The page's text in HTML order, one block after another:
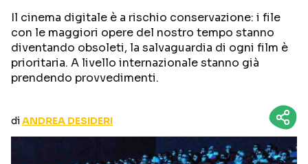
NOTIZIE
CURIOSITÀ
RECENSIONI
TRAILER
BOX OFFICE
Seguici sui social
Il cinema digitale è a rischio conservazione: i file
con le maggiori opere del nostro tempo stanno
diventando obsoleti, la salvaguardia di ogni film è
prioritaria. A livello internazionale stanno già
prendendo provvedimenti.
diANDREA DESIDERI